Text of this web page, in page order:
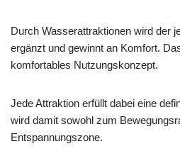
Durch Wasserattraktionen wird der
ergänzt und gewinnt an Komfort.
komfortables Nutzungskonzept.
Jede Attraktion erfüllt dabei eine
wird damit sowohl zum
Entspannungszone.